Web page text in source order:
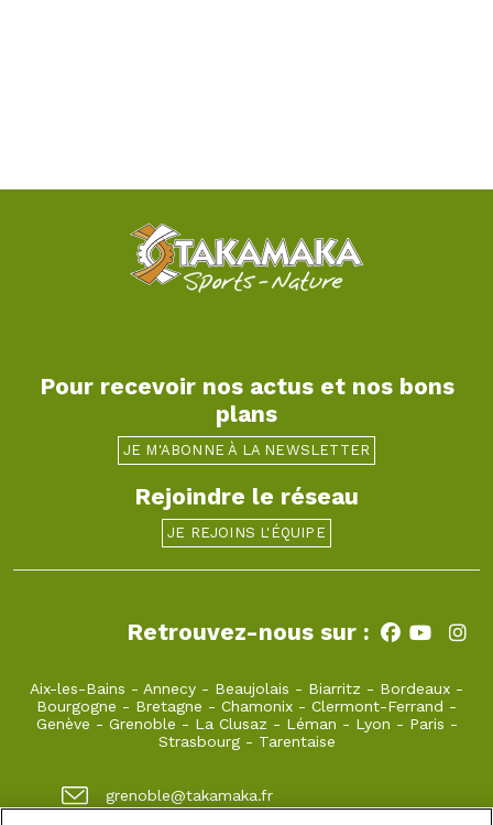
Pour recevoir nos actus et nos bons
plans
JE M'ABONNE À LA NEWSLETTER
Rejoindre le réseau
JE REJOINS L'ÉQUIPE
Retrouvez-nous sur :
Aix-les-Bains - Annecy - Beaujolais - Biarritz - Bordeaux -
Bourgogne - Bretagne - Chamonix - Clermont-Ferrand -
Genève - Grenoble - La Clusaz - Léman - Lyon - Paris -
Strasbourg- Tarentaise
grenoble@takamaka.fr